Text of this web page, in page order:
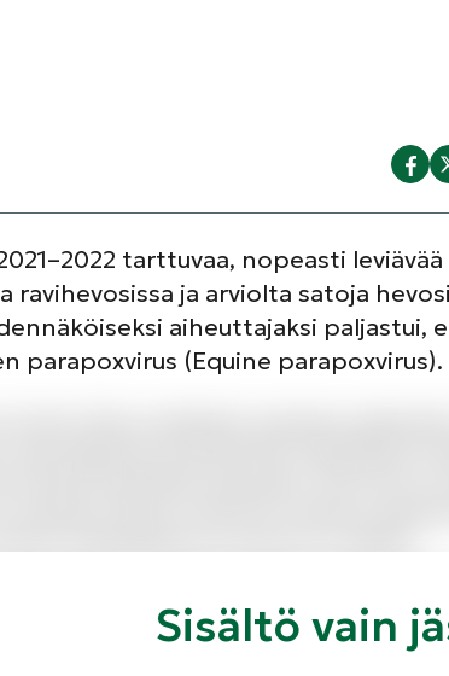
tarttuvaa, nopeasti leviävää
ravihevosissa ja arviolta satoja
aiheuttajaksi paljastui,
parapoxvirus (Equine parapoxvirus).
perferendis fuga a. Autem eveniet quis
officiis rerum id tempore voluptate sit. Quia
Sisältö vain